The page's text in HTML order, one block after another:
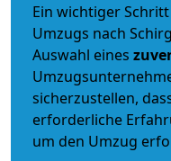
Ein wichtiger
Umzugs nach
Auswahl eines
sicherzustellen,
erforderliche
um den Umzug